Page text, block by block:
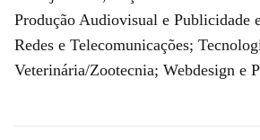
Produção Audiovisual e Publicidade
Redes e Telecomunicações;
Veterinária/Zootecnia; Webdesign e